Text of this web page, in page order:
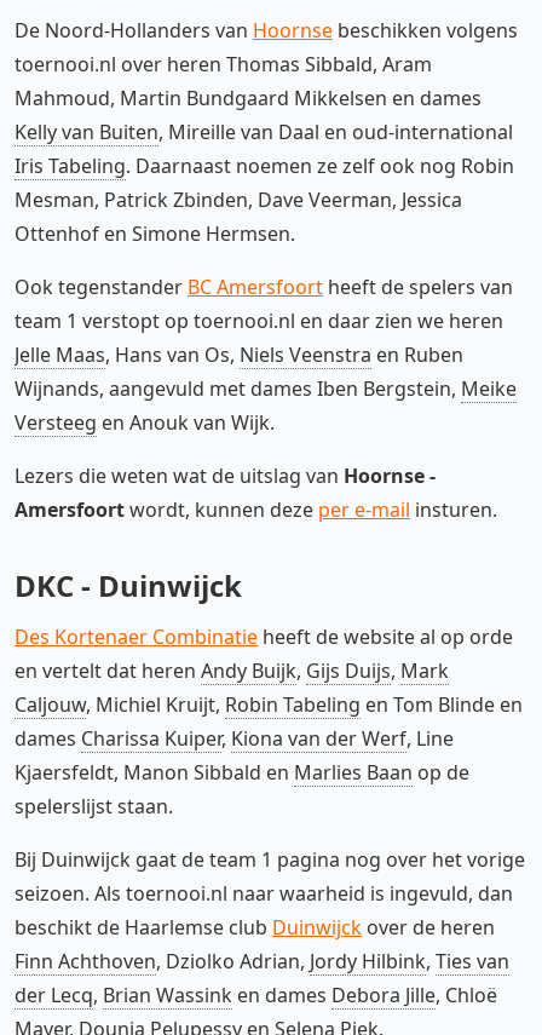
De Noord-Hollanders van Hoornse beschikken volgens
toernooi.nl over heren Thomas Sibbald, Aram
Mahmoud, Martin Bundgaard Mikkelsen en dames
Kelly van Buiten, Mireille van Daal en oud-international
Iris Tabeling. Daarnaast noemen ze zelf ook nog Robin
Mesman, Patrick Zbinden, Dave Veerman, Jessica
Ottenhof en Simone Hermsen.
Ook tegenstander BC Amersfoort heeft de spelers van
team 1 verstopt op toernooi.nl en daar zien we heren
Jelle Maas, Hans van Os, Niels Veenstra en Ruben
Wijnands, aangevuld met dames Iben Bergstein, Meike
Versteeg en Anouk van Wijk.
Lezers die weten wat de uitslag van Hoornse -
Amersfoortwordt, kunnen deze per e-mail insturen.
DKC - Duinwijck
Des Kortenaer Combinatie heeft de website al op orde
en vertelt dat heren Andy Buijk, Gijs Duijs, Mark
Caljouw, Michiel Kruijt, Robin Tabeling en Tom Blinde en
dames Charissa Kuiper, Kiona van der Werf, Line
Kjaersfeldt, Manon Sibbald en Marlies Baan op de
spelerslijst staan.
Bij Duinwijck gaat de team 1 pagina nog over het vorige
seizoen. Als toernooi.nl naar waarheid is ingevuld, dan
beschikt de Haarlemse club Duinwijck over de heren
Finn Achthoven, Dziolko Adrian, Jordy Hilbink, Ties van
der Lecq, Brian Wassink en dames Debora Jille, Chloë
Mayer, Dounia Pelupessy en Selena Piek.